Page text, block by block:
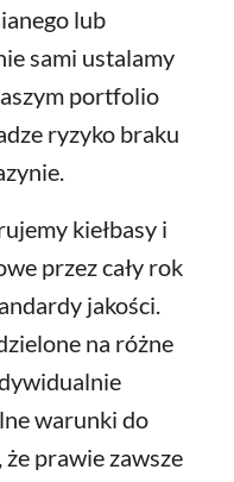
lub
sami ustalamy
portfolio
ryzyko braku
kiełbasy i
przez cały rok
jakości.
na różne
warunki do
prawie zawsze